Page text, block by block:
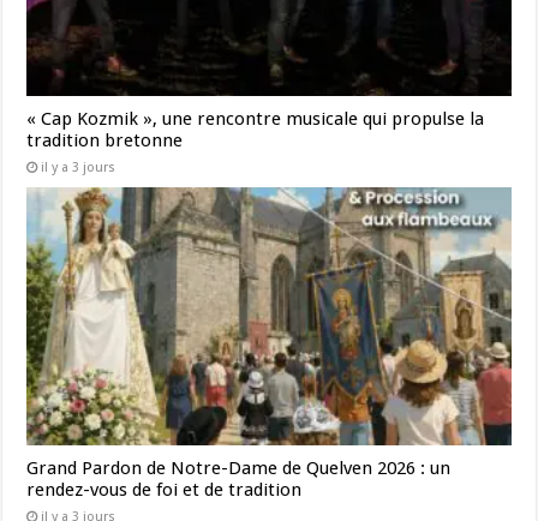
« Cap Kozmik », une rencontre musicale qui propulse la
tradition bretonne
il y a 3 jours
Grand Pardon de Notre-Dame de Quelven 2026 : un
rendez-vous de foi et de tradition
il y a 3 jours